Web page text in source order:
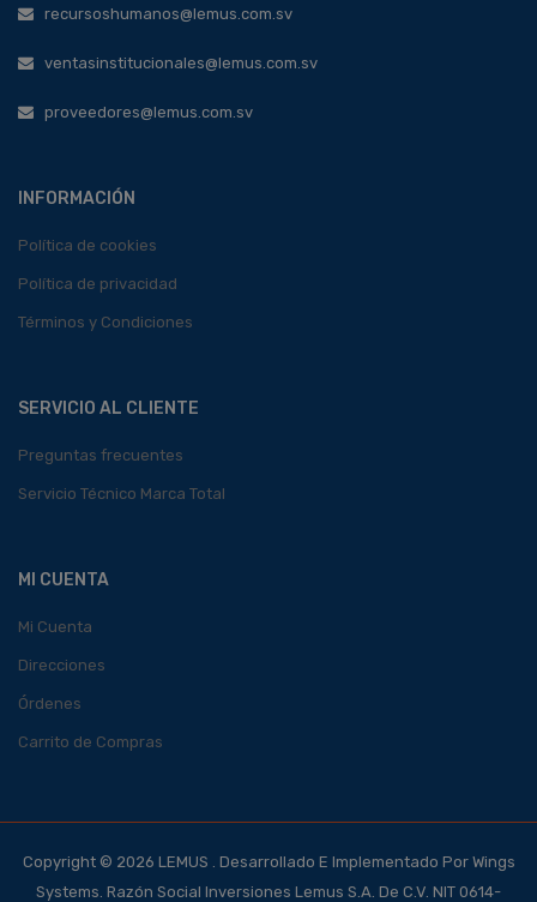
recursoshumanos@lemus.com.sv
ventasinstitucionales@lemus.com.sv
proveedores@lemus.com.sv
INFORMACIÓN
Política de cookies
Política de privacidad
Términos y Condiciones
SERVICIO AL CLIENTE
Preguntas frecuentes
Servicio Técnico Marca Total
MI CUENTA
Mi Cuenta
Direcciones
Órdenes
Carrito de Compras
Copyright © 2026 LEMUS . Desarrollado E Implementado Por Wings
Systems. Razón Social Inversiones Lemus S.A. De C.V. NIT 0614-